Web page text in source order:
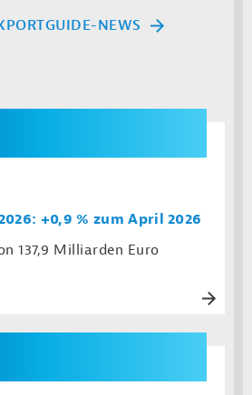
NEWS
+0,9 % zum April 2026
137,9 Milliarden Euro